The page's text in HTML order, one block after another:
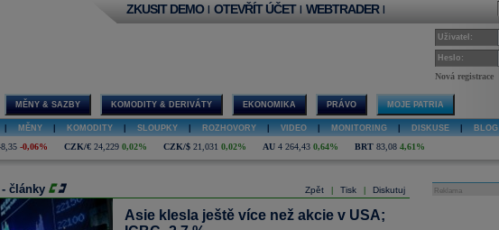
ZKUSIT DEMO | OTEVŘÍT ÚČET | WEBTRADER |
Uživatel:
Heslo:
Nová registrace
MĚNY & SAZBY KOMODITY & DERIVÁTY EKONOMIKA PRÁVO MOJE PATRIA
MĚNY KOMODITY SLOUPKY ROZHOVORY VIDEO MONITORING DISKUSE BLOG
-0,06% CZK/€ 24,229 0,02% CZK/$ 21,031 0,02% AU 4 264,43 0,64% BRT 83,08 4,61%
Zpět Tisk Diskutuj
- články
Asie klesla ještě více než akcie v USA;
Reklama